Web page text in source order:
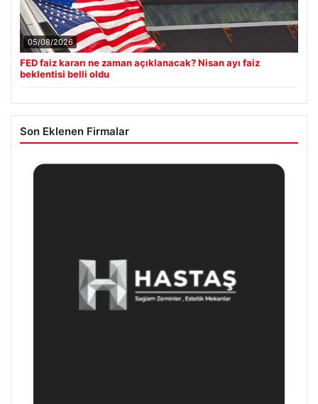
05/08/2026
FED faiz kararı ne zaman açıklanacak? Nisan ayı faiz
beklentisi belli oldu
Son Eklenen Firmalar